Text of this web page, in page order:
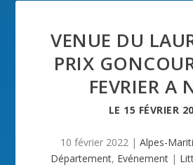
VENUE DU
PRIX
FEVRIER A
LE 15 FÉVRIER
10 février 2022| Alpes-
Département, Evénement |